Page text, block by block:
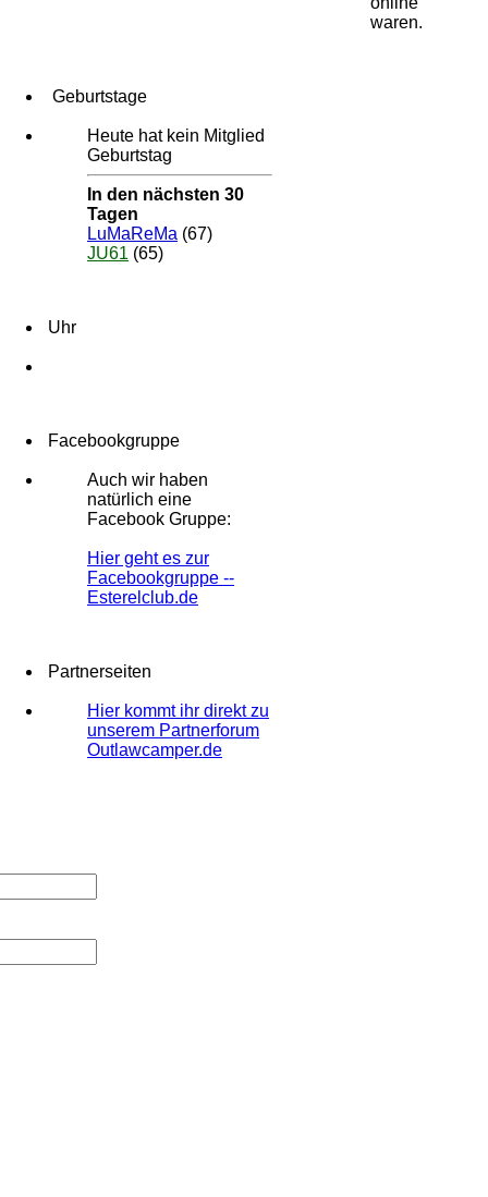
waren.
Geburtstage
Heute hat kein Mitglied
Geburtstag
In den nächsten 30
Tagen
LuMaReMa (67)
JU61 (65)
Uhr
Facebookgruppe
Auch wir haben
natürlich eine
Facebook Gruppe:
Hier geht es zur
Facebookgruppe --
Esterelclub.de
Partnerseiten
Hier kommt ihr direkt zu
unserem Partnerforum
Outlawcamper.de